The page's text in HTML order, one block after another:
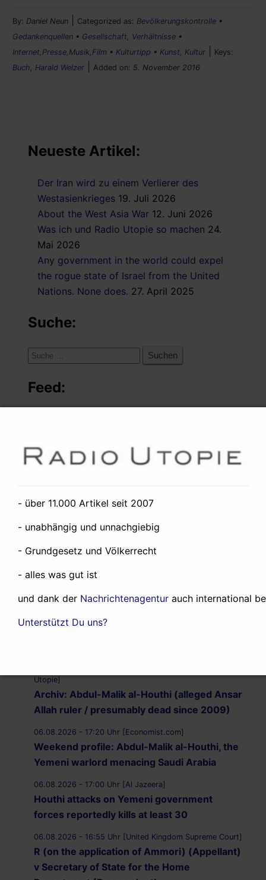
By: Daniel Neun Categorized as: Bevölkerungskontrolle •
Gedankenquellen • Gesellschaft, Verhältnisse •
Internet,Presse,Musik,Film • Kulturtipp • Kunst, Kultur
Keys:
Buch
Harald Welzer Added on: 5. November 2016
Neueste Artikel:
Der Iran wird zu einem Verlierer des
Westasienkrieges 19. Juli 2026
About the West Asia War 12. Juni 2026
Was ich und Radio Utopie so machen 24.
Mai 2026
Any government in the world could expel
the rogue state of Israel from the United
Nations. None does. 27. April 2025
Suche:
Suche
Feed:
Nachrichtenagentur:
06.08.2026 - 20:29 Uhr [Nachrichtenagentur Radio
Utopie]
06.08.2026 - 20:24 Uhr [Caitlin Johnstone]
“I’m Not Political” Just Means “I Support The
ARD-DeutschlandTrend: AfD legt zu, Union
Utopie]
Archiv: Abdul-Malik al-Houthi (alleged Ansar
Allah ruler / presumably dead since 2009)
06.08.2026 - 17:20 Uhr [Economist.com]
Weekend profile: Abdul-Malik al-Houthi, the
Yemeni warlord menacing Saudi Arabia
06.08.2026 - 17:00 Uhr [Al Jazeera]
Houthi attacks on Yemeni government
forces reportedly kills at least 30
06.08.2026 - 16:55 Uhr [United Kingdom Supreme Court]
R (on the application of Ammori) (Appellant)
v Secretary of State for the Home
- über 11.000 Artikel seit 2007
- unabhängig und unnachgiebig
- Grundgesetz und Völkerrecht
- alles was gut ist
und dank der Nachrichtenagentur auch international
Unterstützt Du uns?